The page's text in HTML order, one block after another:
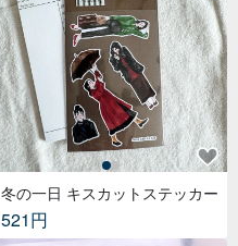
冬の一日 キスカットステッカー
521円